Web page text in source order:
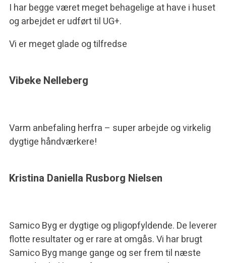
I har begge været meget behagelige at have i huset
og arbejdet er udført til UG+.
Vi er meget glade og tilfredse
Vibeke Nelleberg
Varm anbefaling herfra – super arbejde og virkelig
dygtige håndværkere!
Kristina Daniella Rusborg Nielsen
Samico Byg er dygtige og pligopfyldende. De leverer
flotte resultater og er rare at omgås. Vi har brugt
Samico Byg mange gange og ser frem til næste